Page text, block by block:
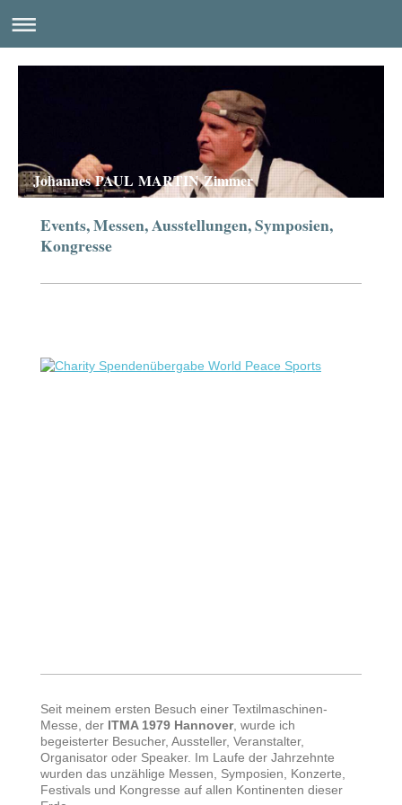
Johannes PAUL MARTIN Zimmer
Events, Messen, Ausstellungen, Symposien,
Kongresse
Seit meinem ersten Besuch einer Textilmaschinen-
Messe, der ITMA 1979 Hannover, wurde ich
begeisterter Besucher, Aussteller, Veranstalter,
Organisator oder Speaker. Im Laufe der Jahrzehnte
wurden das unzählige Messen, Symposien, Konzerte,
Festivals und Kongresse auf allen Kontinenten dieser